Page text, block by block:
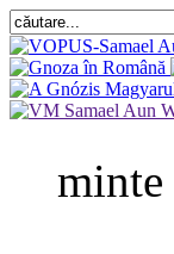
minte